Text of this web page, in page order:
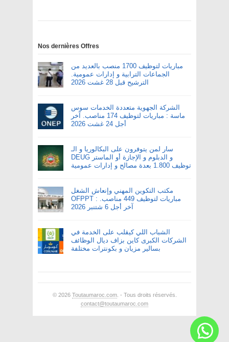
Nos dernières Offres
مباريات لتوظيف 1700 منصب بالعديد من
الجماعات الترابية و إدارات عمومية.
الترشيح قبل 28 غشت 2026
الشركة الجهوية متعددة الخدمات سوس
ماسة : مباريات لتوظيف 174 مناصب. آخر
أجل 24 غشت 2026
سار لمن يتوفرون على البكالوريا و الـ
DEUG و الدبلوم و الإجازة أو الماستر
توظيف 1.800 بعدة مصالح و إدارات عمومية
مكتب التكوين المهني وإنعاش الشغل
OFPPT : مباريات لتوظيف 449 مناصب.
آخر أجل 6 شتنبر 2026
الشباب اللي كيقلب على الخدمة في
الشركات الكبرى كاين بزاف ديال الوظائف
بسالير مزيان و بكونترات مختلفة
© 2026 Toutaumaroc.com. - Tous droits réservés.
contact@toutaumaroc.com